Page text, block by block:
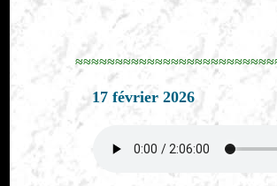
17 février 2026